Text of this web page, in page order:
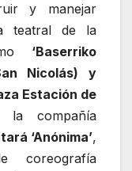
y manejar
teatral de la
‘Baserriko
Nicolás) y
Estación de
compañía
‘Anónima’,
coreografía